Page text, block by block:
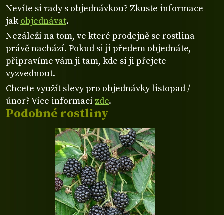
Podobné rostliny
Nevíte si rady s objednávkou? Zkuste informace
jakobjednávat.
Nezáleží na tom, ve které prodejně se rostlina
právě nachází. Pokud si ji předem objednáte,
připravíme vám ji tam, kde si ji přejete
vyzvednout.
Chcete využít slevy pro objednávky listopad /
únor? Více informací zde.